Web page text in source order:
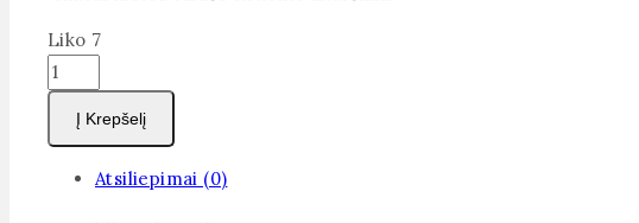
Liko 7
produkto
kiekis:
Pakabukas
raidė
Į Krepšelį
Atsiliepimai (0)